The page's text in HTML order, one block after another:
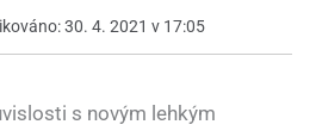
30. 4. 2021 v 17:05
s novým lehkým